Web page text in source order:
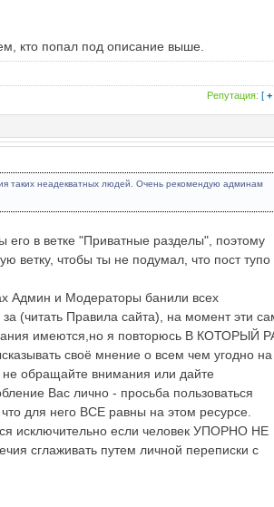
кто попал под описание выше.
Репутация: [+
таких неадекватных людей. Очень рекомендую админам
в ветке "Приватные разделы", поэтому
ветку, чтобы ты не подумал, что пост тупо
Админ и Модераторы банили всех
Правила сайта), на момент эти
имеются,но я повторюсь В КОТОРЫЙ
своё мнение о всем чем угодно на
обращайте внимания или дайте
Вас лично - просьба пользоваться
для него ВСЕ равны на этом ресурсе.
исключительно если человек УПОРНО НЕ
сглаживать путем личной переписки с